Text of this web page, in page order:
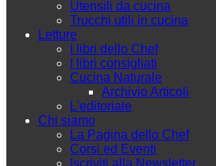
Utensili da cucina
Trucchi utili in cucina
Letture
I libri dello Chef
I libri consigliati
Cucina Naturale
Archivio Articoli
L'editoriale
Chi siamo
La Pagina dello Chef
Corsi ed Eventi
Iscriviti alla Newsletter